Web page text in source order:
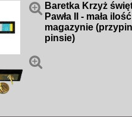


Baretka Krzyż
Pawła II - mała
magazynie
pinsie)